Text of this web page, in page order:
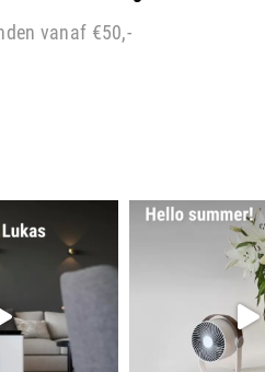
vanaf €50,-